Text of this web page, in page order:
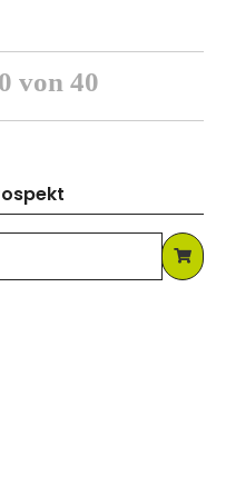
von 40